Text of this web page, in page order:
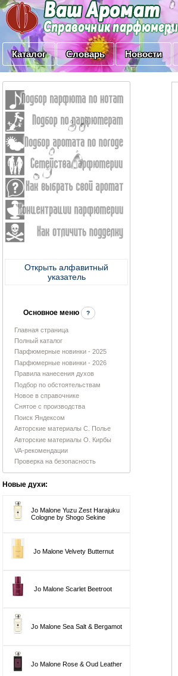
Каталог Словарь Новости
Открыть алфавитный
указатель
Основное меню ?
Главная страница
Полный каталог
Парфюмерные новинки - 2025
Парфюмерные новинки - 2026
Правила нанесения духов
Подбор по обстоятельствам
Новое в справочнике
Снятое с производства
Поиск Яндексом
Авторские материалы С. Полье
Авторские материалы О. Кирбы
VA-рекомендации
Проверка на безопасность
Новые духи:
Jo Malone Yuzu Zest Harajuku
Cologne by Shogo Sekine
Jo Malone Velvety Butternut
Jo Malone Scarlet Beetroot
Jo Malone Sea Salt & Bergamot
Jo Malone Rose & Oud Leather